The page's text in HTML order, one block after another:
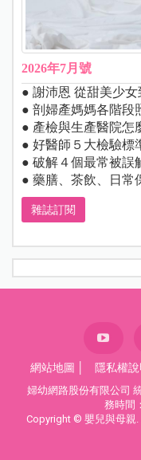
2026年7月號
● 謝沛恩 從甜美少
● 剖婦產媽媽各階段
● 產檢與生產醫院怎
● 好醫師５大檢驗標
● 破解４個最常被誤
● 藥膳、茶飲、日常
雜誌訂閱
網站地圖 隱私權說
婦幼網路股份有限公司
務時間
Copyright © 嬰兒與母親